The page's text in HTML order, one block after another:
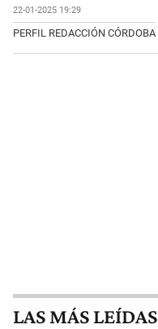
22-01-2025 19:29
PERFIL REDACCIÓN CÓRDOBA
LAS MÁS LEÍDAS